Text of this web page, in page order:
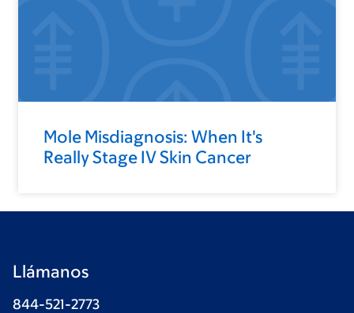
Mole Misdiagnosis: When It's
Really Stage IV Skin Cancer
Llámanos
844-521-2773